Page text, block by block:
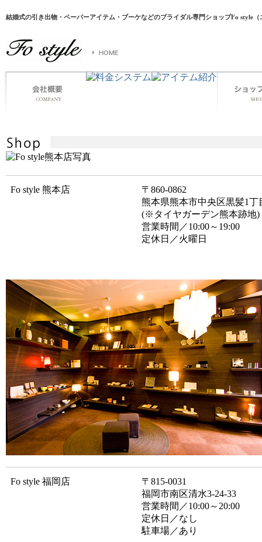
結婚式の引き出物・ペーパーアイテム・ブーケなどのブライダル専門ショップFo style（
Fo style 熊本店
〒860-0862
熊本県熊本市中央区黒髪1丁
(※タイヤガーデン熊本跡地)
営業時間／10:00～19:00
定休日／火曜日
Fo style 福岡店
〒815-0031
福岡市南区清水3-24-33
営業時間／10:00～20:00
定休日／なし
駐車場／あり